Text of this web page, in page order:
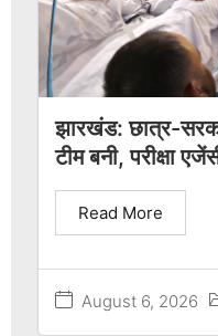
झारखंड: छात्र-
टीम बनी, परीक्षा
August 6, 2026
Read More